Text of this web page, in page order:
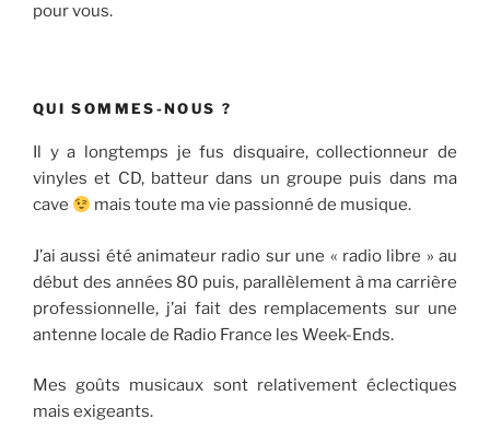
pour vous.
QUI SOMMES-NOUS ?
Il y a longtemps je fus disquaire, collectionneur de
vinyles et CD, batteur dans un groupe puis dans ma
cave
mais toute ma vie passionné de musique.
J’ai aussi été animateur radio sur une « radio libre » au
début des années 80 puis, parallèlement à ma carrière
professionnelle, j’ai fait des remplacements sur une
antenne locale de Radio France les Week-Ends.
Mes goûts musicaux sont relativement éclectiques
mais exigeants.